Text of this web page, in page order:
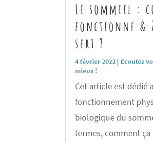
Le sommeil :
fonctionne &
sert ?
4 février 2022 | Ecoutez
mieux !
Cet article est dédié
fonctionnement
biologique du
termes, comment